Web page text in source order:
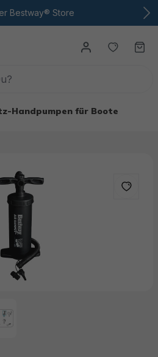
Bestway® Store
Du
Handpumpen für Boote